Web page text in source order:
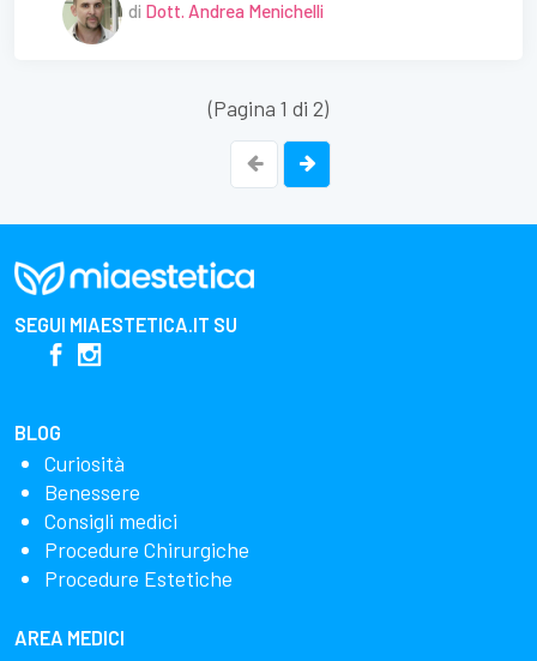
di Dott. Andrea Menichelli
(Pagina 1 di 2)
SEGUI MIAESTETICA.IT SU
BLOG
Curiosità
Benessere
Consigli medici
Procedure Chirurgiche
Procedure Estetiche
AREA MEDICI